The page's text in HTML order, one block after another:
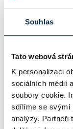
Souhlas
Tato webová
K personalizaci
sociálních médií
soubory cookie.
sdílíme se svými
analýzy. Partneři